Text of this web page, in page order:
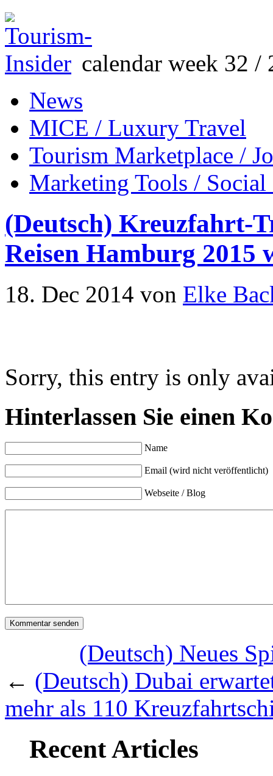
calendar week 32 /
News
MICE / Luxury Travel
Tourism Marketplace /
Marketing Tools /
(Deutsch) Kreuzfahrt-
Reisen Hamburg 2015
18. Dec 2014 von Elke
Sorry, this entry is only
Hinterlassen Sie einen
Name
Email (wird nicht veröffentlicht)
Webseite / Blog
(Deutsch) Neues
← (Deutsch) Dubai
mehr als 110
Recent Articles